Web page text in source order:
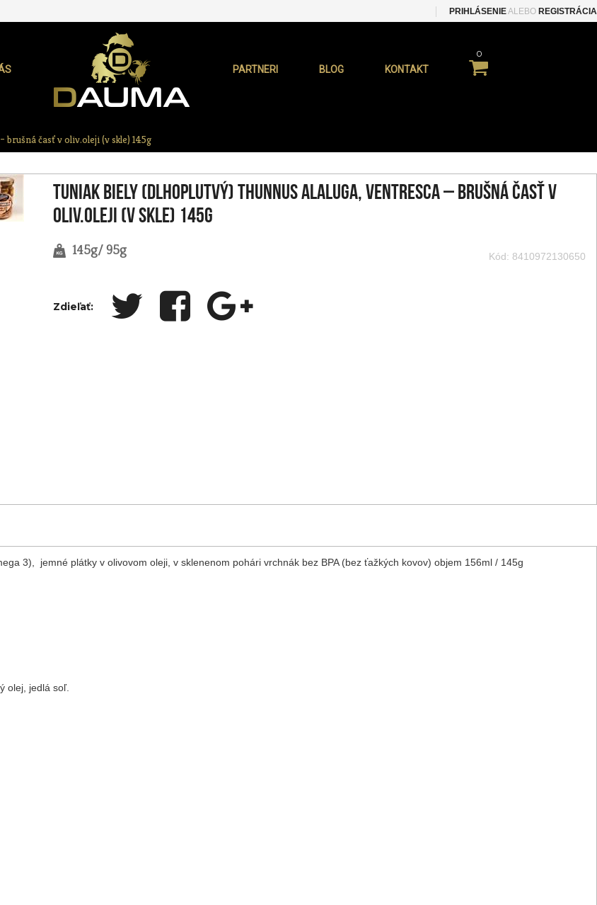
PRIHLÁSENIEALEBO REGISTRÁCIA
PARTNERI BLOG KONTAKT
0
brušná časť v oliv.oleji (v skle) 145g
Tuniak biely (dlhoplutvý) Thunnus alaluga, VENTRESCA – brušná časť v
oliv.oleji (v skle) 145g
145g/ 95g Kód: 8410972130650
Zdieľať:
3), jemné plátky v olivovom oleji, v sklenenom pohári vrchnák bez BPA (bez ťažkých kovov) objem 156ml / 145g
olej, jedlá soľ.